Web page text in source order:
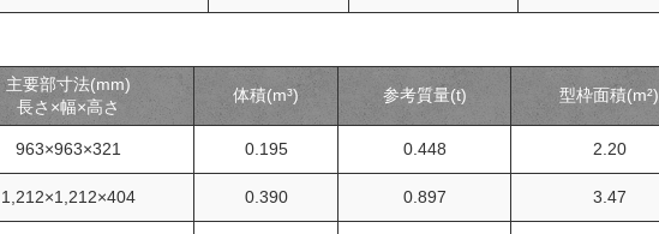
主要部寸法(mm)
長さ×幅×高さ
体積(m³) 参考質量(t) 型枠面積(m²)
963×963×321 0.195 0.448 2.20
1,212×1,212×404 0.390 0.897 3.47